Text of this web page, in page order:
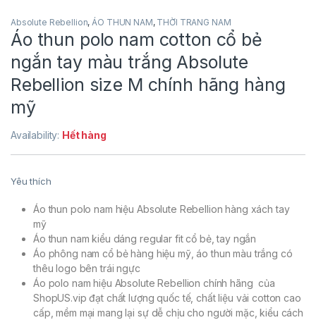
Absolute Rebellion,ÁO THUN NAM, THỜI TRANG NAM
Áo thun polo nam cotton cổ bẻ
ngắn tay màu trắng Absolute
Rebellion size M chính hãng hàng
mỹ
Availability: Hết hàng
Yêu thích
Áo thun polo nam hiệu Absolute Rebellion hàng xách tay
mỹ
Áo thun nam kiểu dáng regular fit cổ bẻ, tay ngắn
Áo phông nam cổ bẻ hàng hiệu mỹ, áo thun màu trắng có
thêu logo bên trái ngực
Áo polo nam hiệu Absolute Rebellion chính hãng của
ShopUS.vip đạt chất lượng quốc tế, chất liệu vải cotton cao
cấp, mềm mại mang lại sự dễ chịu cho người mặc, kiểu cách